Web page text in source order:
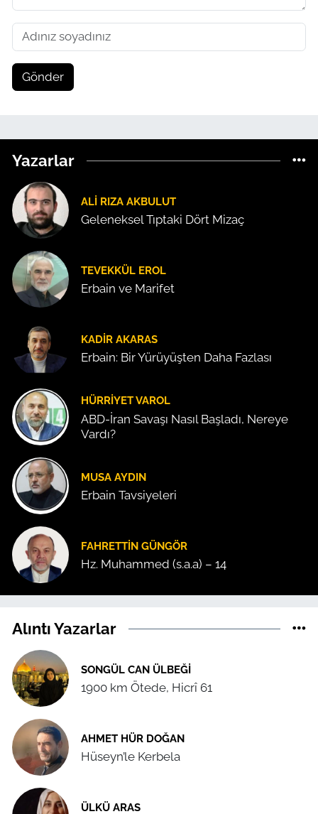
Gönder
Yazarlar
ALI RIZA AKBULUT
Geleneksel Tıptaki Dört Mizaç
TEVEKKÜL EROL
Erbain ve Marifet
KADIR AKARAS
Erbain: Bir Yürüyüşten Daha Fazlası
HÜRRIYET VAROL
ABD-İran Savaşı Nasıl Başladı, Nereye
Vardı?
MUSA AYDIN
Erbain Tavsiyeleri
FAHRETTIN GÜNGÖR
Hz. Muhammed (s.a.a) – 14
Alıntı Yazarlar
SONGÜL CAN ÜLBEĞI
1900 km Ötede, Hicrî 61
AHMET HÜR DOĞAN
Hüseyn’le Kerbela
ÜLKÜ ARAS